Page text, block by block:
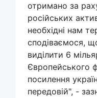
отримано за
російських
необхідні нам
сподіваємося,
виділити 6
Європейського
посилення
передовій", -